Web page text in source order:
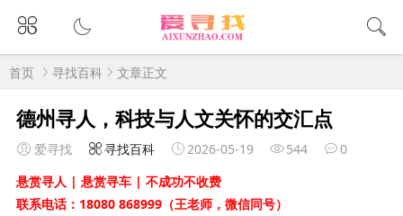
首页 寻找百科 文章正文
德州寻人，科技与人文关怀的交汇点
爱寻找 寻找百科 2026-05-19 544
0
悬赏寻人 | 悬赏寻车 | 不成功不收费
联系电话：18080 868999（王老师，微信同号）